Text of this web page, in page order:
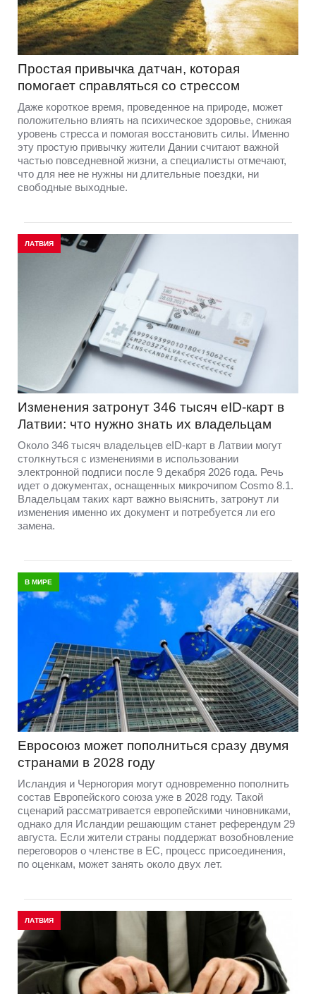
Простая привычка датчан, которая
помогает справляться со стрессом
Даже короткое время, проведенное на природе, может
положительно влиять на психическое здоровье, снижая
уровень стресса и помогая восстановить силы. Именно
эту простую привычку жители Дании считают важной
частью повседневной жизни, а специалисты отмечают,
что для нее не нужны ни длительные поездки, ни
свободные выходные.
ЛАТВИЯ
Изменения затронут 346 тысяч eID-карт в
Латвии: что нужно знать их владельцам
Около 346 тысяч владельцев eID-карт в Латвии могут
столкнуться с изменениями в использовании
электронной подписи после 9 декабря 2026 года. Речь
идет о документах, оснащенных микрочипом Cosmo 8.1.
Владельцам таких карт важно выяснить, затронут ли
изменения именно их документ и потребуется ли его
замена.
В МИРЕ
Евросоюз может пополниться сразу двумя
странами в 2028 году
Исландия и Черногория могут одновременно пополнить
состав Европейского союза уже в 2028 году. Такой
сценарий рассматривается европейскими чиновниками,
однако для Исландии решающим станет референдум 29
августа. Если жители страны поддержат возобновление
переговоров о членстве в ЕС, процесс присоединения,
по оценкам, может занять около двух лет.
ЛАТВИЯ